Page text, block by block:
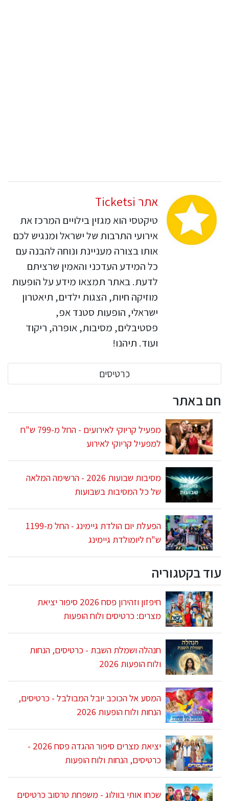
אתר Ticketsi
טיקטסי הוא מגזין בילויים המרכז את
אירועי התרבות של ישראל ומנגיש לכם
אותו בצורה מעניינת ונוחה להבנה עם
כל המידע העדכני והאמין שרציתם
לדעת. באתר תמצאו מידע על הופעות
מוזיקה חיות, הצגות ילדים, תיאטרון
ישראלי, הופעות סטנד אפ,
פסטיבלים, מסיבות, אופרה, ריקוד
ועוד. תיהנו!
כרטיסים
חם באתר
מפעיל קריוקי לאירועים - החל מ-799 ש"ח
למפעיל קריוקי לאירוע
מסיבות שבועות 2026 - הרשימה המלאה
של כל המסיבות בשבועות
הפעלת יום הולדת גיימינג - החל מ-1199
ש"ח ליומולדת גיימינג
עוד בקטגוריה
חיפזון וזהירון פסח 2026 סיפור יציאת
מצרים: כרטיסים ולוח הופעות
חנהלה ושמלת השבת - כרטיסים, הנחות
ולוח הופעות 2026
המסע אל הכוכב יובל המבולבל - כרטיסים,
הנחות ולוח הופעות 2026
יציאת מצרים סיפור ההגדה פסח 2026 -
כרטיסים, הנחות ולוח הופעות
שכחו אותי בוולוג - משפחת טרסוב כרטיסים